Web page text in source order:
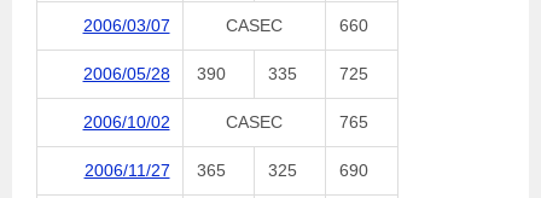
2006/03/07 CASEC 660
2006/05/28 390 335 725
2006/10/02 CASEC 765
2006/11/27 365 325 690